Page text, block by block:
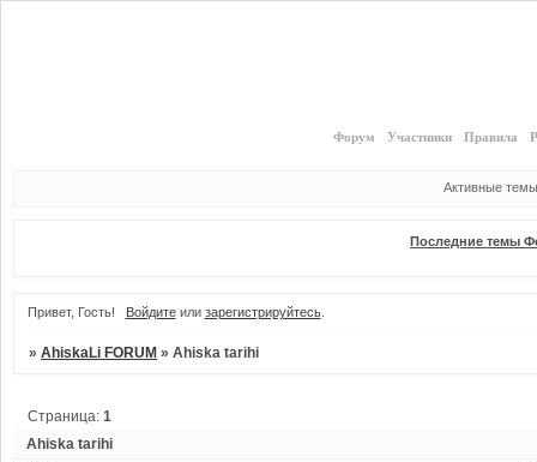
Форум Участники Правила
Активные темы
Последние темы
Привет, Гость! Войдитеили зарегистрируйтесь.
»AhiskaLi FORUM »Ahiska tarihi
Ahiska tarihi
Страница:1